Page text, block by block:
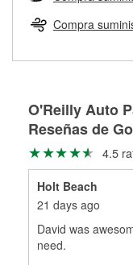
Herramientas de
pueden ser
partes de
Rectificación de
Compra
O'Reilly Auto
Reseñas de
4.5
Holt Beach
21 days ago
David was
need.